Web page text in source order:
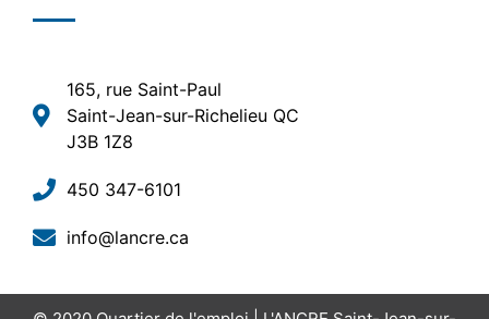
165, rue Saint-Paul
Saint-Jean-sur-Richelieu QC
J3B 1Z8
450 347-6101
info@lancre.ca